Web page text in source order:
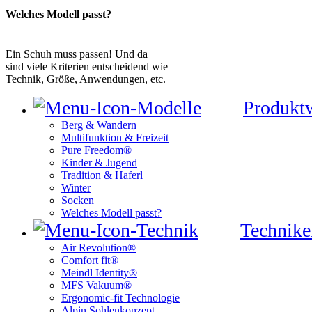
Welches Modell passt?
Ein Schuh muss passen! Und da
sind viele Kriterien entscheidend wie
Technik, Größe, Anwendungen, etc.
Berg & Wandern
Multifunktion & Freizeit
Pure Freedom®
Kinder & Jugend
Tradition & Haferl
Winter
Socken
Welches Modell passt?
Air Revolution®
Comfort fit®
Meindl Identity®
MFS Vakuum®
Ergonomic-fit Technologie